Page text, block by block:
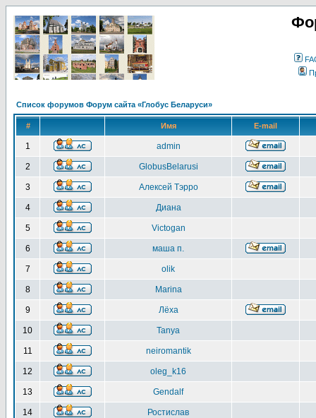
Список форумов Форум сайта «Глобус Беларуси»
# Имя E-mail
1 admin
2 GlobusBelarusi
3 Алексей Тэрро
4 Диана
5 Victogan
6 маша п.
7 olik
8 Marina
9 Лёха
10 Tanya
11 neiromantik
12 oleg_k16
13 Gendalf
14 Ростислав